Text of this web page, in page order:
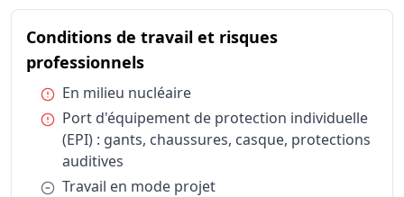
Conditions de travail et risques professionnelsPort
Conditions de travail et risques professionnels
Statut d'emploi
Conditions de travail et risques
professionnelsdu métier Ingénieur /
Condition :
En milieu nucléaire
Condition :
Port d'équipement de protection individuelle
(EPI) : gants, chaussures, casque, protections
auditives
Condition :
Travail en mode projet